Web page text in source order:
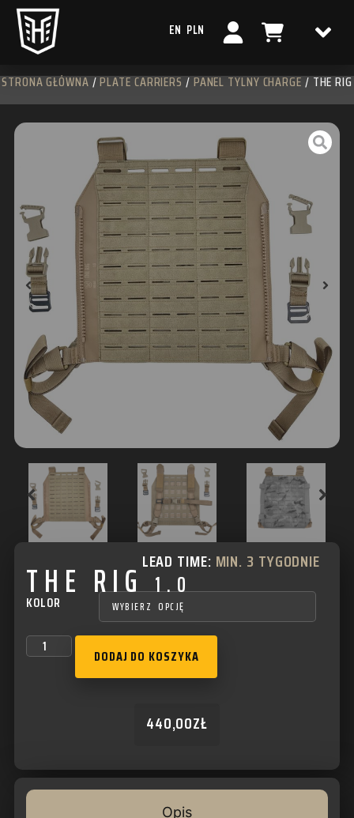
EN PLN
STRONA GŁÓWNA/PLATE CARRIERS/PANEL TYLNY CHARGE/ THE RIG
MIN. 3 TYGODNIE
LEAD TIME:
THE RIG1.0
440,00ZŁ
KOLOR
DODAJ DO KOSZYKA
Opis